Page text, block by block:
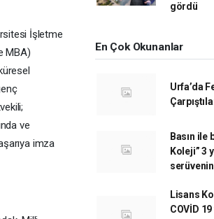
İşletme
MBA)
ve
imza
gördü
En Çok Okunanlar
Urfa’da
Basın ile
Koleji” 3
Lisans
COVİD